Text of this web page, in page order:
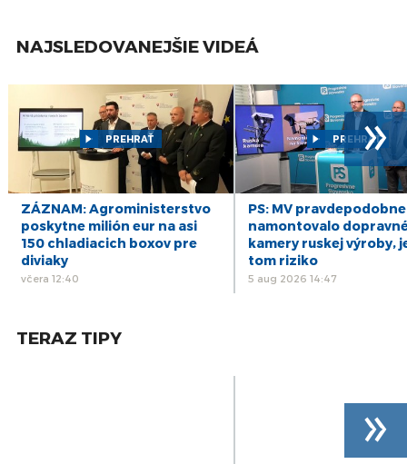
22
dec
Kňaz VADKERTI: Človeka treba podľa pápeža
prijať takého, aký je
15
Svet – U.S. Ambassador to Slovakia Bridget A.
9
dec
Veľvyslanec BURIAN: Slovensko sa na Summit
za demokraciu intenzívne pripravilo
3
dec
I. ŠTEFANEC: Demokracia vždy ponúka
riešenia, nedemokratický svet vyrába
problémy
23
nov
HUMAN FORUM 2021: Posilňovanie lokálnych
demokracií ako prevencia rastu extrémizmu
NAJSLEDOVANEJŠIE VIDEÁ
PREHRAŤ
ZÁZNAM: Agroministerstvo
poskytne milión eur na asi
150 chladiacich boxov pre
diviaky
včera 12:40
PREHRAŤ
PS: MV pravdepodobne
namontovalo
kamery ruskej výroby,
tom riziko
5 aug 2026 14:47
»
TERAZ TIPY
»